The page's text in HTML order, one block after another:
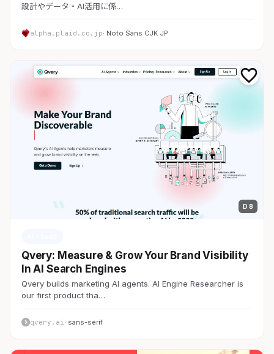
設計やデータ・AI活用に係…
alpha.plaid.co.jp· Noto Sans CJK JP
D 8
Qvery: Measure & Grow Your Brand Visibility
In AI Search Engines
Qvery builds marketing AI agents. AI Engine Researcher is
our first product tha…
qvery.ai · sans-serif